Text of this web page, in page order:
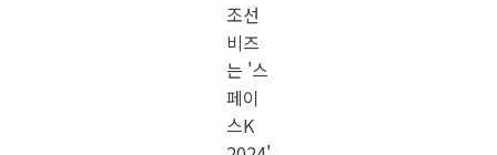
조선
비즈
는 '스
페이
스K